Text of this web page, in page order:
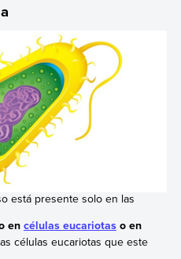
está presente solo en las
en células eucariotaso en
células eucariotas que este